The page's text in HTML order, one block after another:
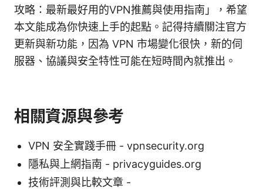
攻略：最新最好用的VPN推薦與使用指南」，希望
本文能成為你快速上手的起點。記得持續關注官方
更新與新功能，因為 VPN 市場變化很快，新的伺
服器、協議與安全特性可能在短時間內就推出。
相關資源與參考
VPN 安全實踐手冊 - vpnsecurity.org
隱私與上網指南 - privacyguides.org
技術評測與比較文章 -